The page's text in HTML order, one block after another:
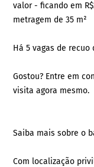
valor - ficando em
metragem de 35 m²
Há 5 vagas de recuo
Gostou? Entre em
visita agora mesmo.
Saiba mais sobre o
Com localização